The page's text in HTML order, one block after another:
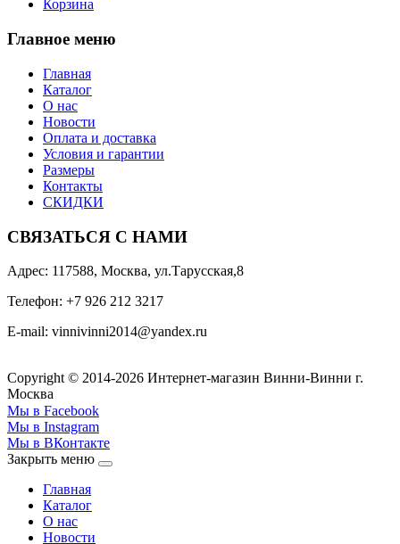
Корзина
Главное меню
Главная
Каталог
О нас
Новости
Оплата и доставка
Условия и гарантии
Размеры
Контакты
СКИДКИ
СВЯЗАТЬСЯ С НАМИ
Адрес: 117588, Москва, ул.Тарусская,8
Телефон: +7 926 212 3217
E-mail: vinnivinni2014@yandex.ru
Copyright © 2014-2026 Интернет-магазин Винни-Винни г.
Москва
Мы в Facebook
Мы в Instagram
Мы в ВКонтакте
Закрыть меню
Главная
Каталог
О нас
Новости